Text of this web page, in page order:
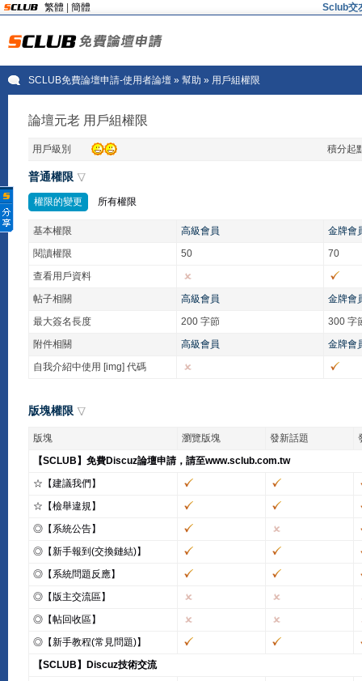
繁體 簡體 Sclub交
SCLUB免費論壇申請-使用者論壇» 幫助 » 用戶組權限
論壇元老 用戶組權限
用戶級別 積分起
普通權限
權限的變更 所有權限
基本權限 高級會員
金牌會
閱讀權限
50
70
查看用戶資料
帖子相關
高級會員
金牌會
最大簽名長度
200 字節
300 字
附件相關
高級會員
金牌會
自我介紹中使用 [img] 代碼
版塊權限
版塊 瀏覽版塊 發新話題
【SCLUB】免費Discuz論壇申請，請至www.sclub.com.tw
☆【建議我們】
☆【檢舉違規】
◎【系統公告】
◎【新手報到(交換鏈結)】
◎【系統問題反應】
◎【版主交流區】
◎【帖回收區】
◎【新手教程(常見問題)】
【SCLUB】Discuz技術交流